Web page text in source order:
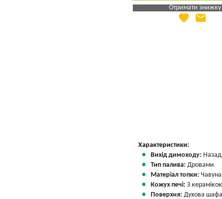
Отримати знижку
Яка Ваша ціна
favorite email
Характеристики:
Вихід димоходу:
Тип палива: Дровами
Матеріал топки: Чавуна
Кожух печі: З
Поверхня: Духова